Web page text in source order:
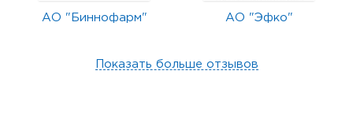
АО "Биннофарм" АО "Эфко"
Показать больше отзывов